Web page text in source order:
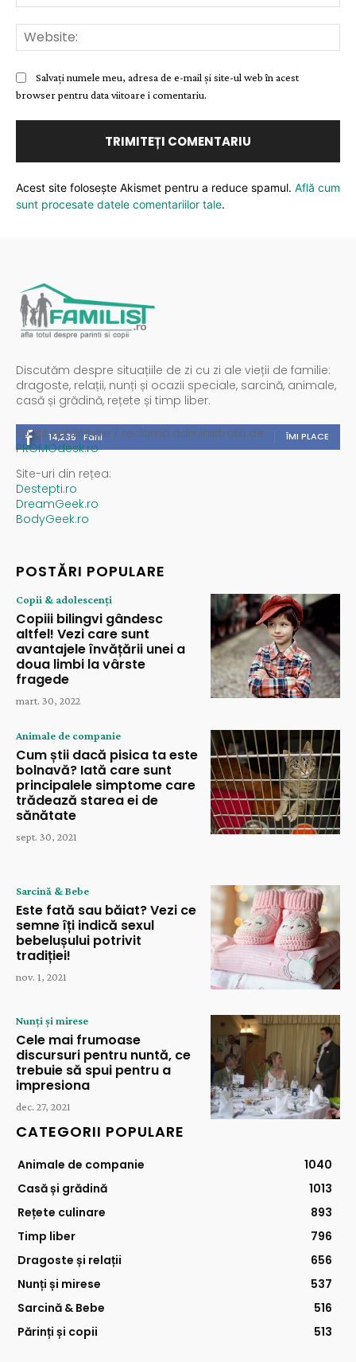
Salvați numele meu, adresa de e-mail și site-ul web în acest
browser pentru data viitoare i comentariu.
Acest site folosește Akismet pentru a reduce spamul. Află cum
sunt procesate datele comentariilor tale.
Discutăm despre situațiile de zi cu zi ale vieții de familie:
dragoste, relații, nunți și ocazii speciale, sarcină, animale,
casă și grădină, rețete și timp liber.
14,235 Fani ÎMI PLACE
Spații publicitare / reclamă administrată de
PROMOdesk.ro
Site-uri din rețea:
Destepti.ro
DreamGeek.ro
BodyGeek.ro
POSTĂRI POPULARE
Copii & adolescenți
Copiii bilingvi gândesc
altfel! Vezi care sunt
avantajele învățării unei a
doua limbi la vârste
fragede
mart. 30, 2022
Animale de companie
Cum știi dacă pisica ta este
bolnavă? Iată care sunt
principalele simptome care
trădează starea ei de
sănătate
sept. 30, 2021
Sarcină & Bebe
Este fată sau băiat? Vezi ce
semne îți indică sexul
bebelușului potrivit
tradiției!
nov. 1, 2021
Nunți și mirese
Cele mai frumoase
discursuri pentru nuntă, ce
trebuie să spui pentru a
impresiona
dec. 27, 2021
CATEGORII POPULARE
Animale de companie
1040
Casă și grădină
1013
Rețete culinare
893
Timp liber
796
Dragoste și relații
656
Nunți și mirese
537
Sarcină & Bebe
516
Părinți și copii
513